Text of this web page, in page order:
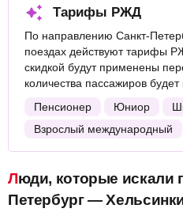
Тарифы РЖД
По направлению Санкт-
поездах действуют тарифы
скидкой будут применены
количества пассажиров
Пенсионер
Юниор
Взрослый международный
Люди, которые искали поезда Санкт-
Петербург —